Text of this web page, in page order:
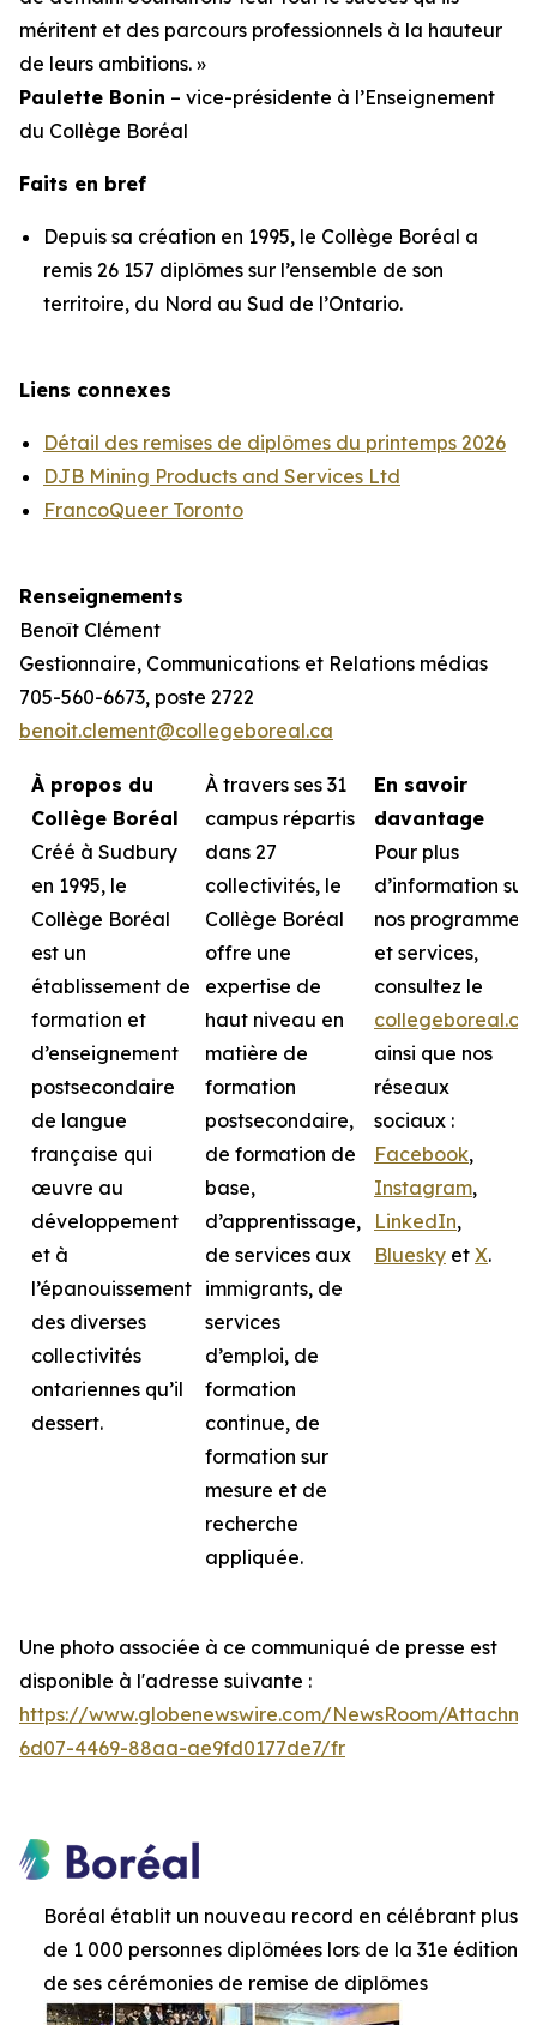
méritent et des parcours professionnels à la hauteur
de leurs ambitions. »
Paulette Bonin – vice-présidente à l’Enseignement
du Collège Boréal
Faits en bref
Depuis sa création en 1995, le Collège Boréal a
remis 26 157 diplômes sur l’ensemble de son
territoire, du Nord au Sud de l’Ontario.
Liens connexes
Détail des remises de diplômes du printemps 2026
DJB Mining Products and Services Ltd
FrancoQueer Toronto
Renseignements
Benoît Clément
Gestionnaire, Communications et Relations médias
705-560-6673, poste 2722
benoit.clement@collegeboreal.ca
À propos du
Collège Boréal
Créé à Sudbury
en 1995, le
Collège Boréal
est un
établissement de
formation et
d’enseignement
postsecondaire
de langue
française qui
œuvre au
développement
et à
l’épanouissement
des diverses
collectivités
ontariennes qu’il
dessert.
À travers ses 31
campus répartis
dans 27
collectivités, le
Collège Boréal
offre une
expertise de
haut niveau en
matière de
formation
postsecondaire,
de formation de
base,
d’apprentissage,
de services aux
immigrants, de
services
d’emploi, de
formation
continue, de
formation sur
mesure et de
recherche
appliquée.
En savoir
davantage
Pour plus
d’information sur
nos programmes
et services,
consultez le
collegeboreal.ca
ainsi que nos
réseaux
sociaux :
Facebook,
Instagram,
LinkedIn,
Bluesky et X.
Une photo associée à ce communiqué de presse est
disponible à l'adresse suivante :
https://www.globenewswire.com/NewsRoom/
6d07-4469-88aa-ae9fd0177de7/fr
Boréal établit un nouveau record en célébrant plus
de 1 000 personnes diplômées lors de la 31e édition
de ses cérémonies de remise de diplômes